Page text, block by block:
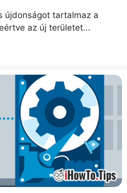
újdonságot tartalmaz a
az új területet...